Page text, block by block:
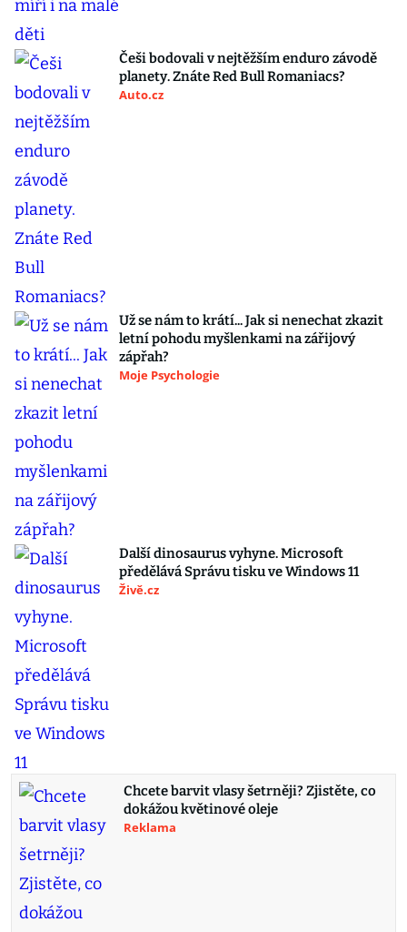
Češi bodovali v nejtěžším enduro závodě
planety. Znáte Red Bull Romaniacs?
Auto.cz
Už se nám to krátí... Jak si nenechat zkazit
letní pohodu myšlenkami na zářijový
zápřah?
Moje Psychologie
Další dinosaurus vyhyne. Microsoft
předělává Správu tisku ve Windows 11
Živě.cz
Chcete barvit vlasy šetrněji? Zjistěte, co
dokážou květinové oleje
Reklama